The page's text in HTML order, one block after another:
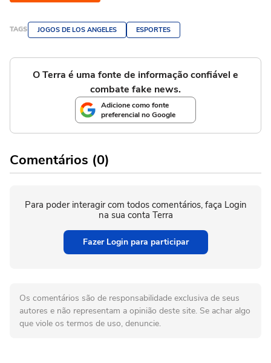
TAGS JOGOS DE LOS ANGELES ESPORTES
O Terra é uma fonte de informação confiável e
combate fake news.
Adicione como fonte
preferencial no Google
Comentários (0)
Para poder interagir com todos comentários, faça Login
na sua conta Terra
Fazer Login para participar
Os comentários são de responsabilidade exclusiva de seus
autores e não representam a opinião deste site. Se achar algo
que viole os termos de uso, denuncie.